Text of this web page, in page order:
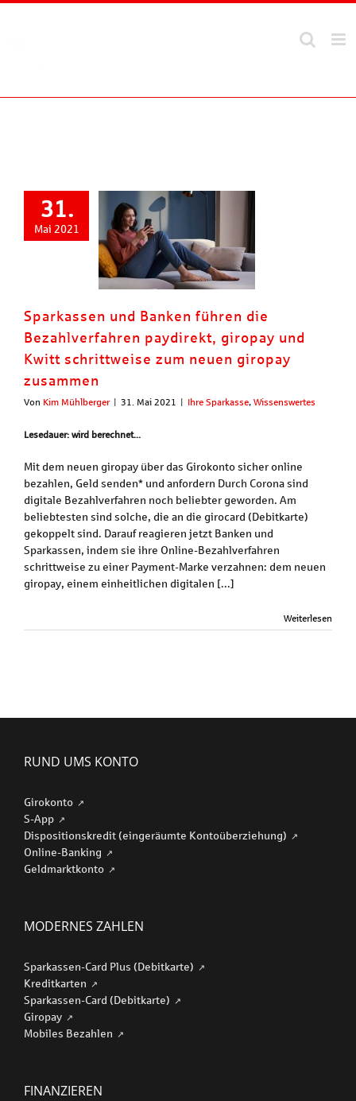
Zum
31.
Mai 2021
Sparkassen und Banken führen die
Bezahlverfahren paydirekt, giropay und
Kwitt schrittweise zum neuen giropay
zusammen
Von Kim Mühlberger | 31. Mai 2021 | Ihre Sparkasse, Wissenswertes
Lesedauer: wird berechnet...
Mit dem neuen giropay über das Girokonto sicher online
bezahlen, Geld senden* und anfordern Durch Corona sind
digitale Bezahlverfahren noch beliebter geworden. Am
beliebtesten sind solche, die an die girocard (Debitkarte)
gekoppelt sind. Darauf reagieren jetzt Banken und
Sparkassen, indem sie ihre Online-Bezahlverfahren
schrittweise zu einer Payment-Marke verzahnen: dem neuen
giropay, einem einheitlichen digitalen [...]
Weiterlesen
RUND UMS KONTO
Girokonto
S-App
Dispositionskredit (eingeräumte Kontoüberziehung)
Online-Banking
Geldmarktkonto
MODERNES ZAHLEN
Sparkassen-Card Plus (Debitkarte)
Kreditkarten
Sparkassen-Card (Debitkarte)
Giropay
Mobiles Bezahlen
FINANZIEREN